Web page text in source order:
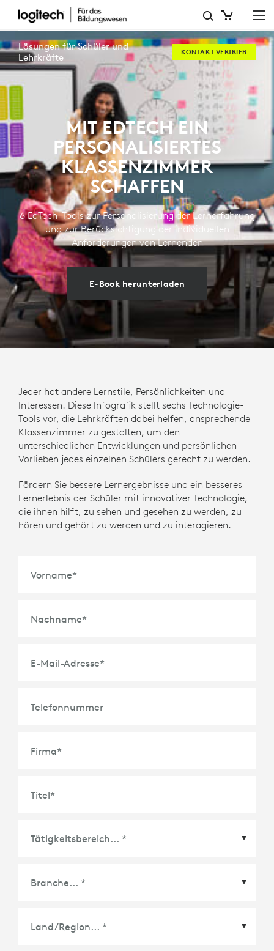
MIT
EDTECH
EIN
PERSONALISIERTES
KLASSENZIMMER
SCHAFFEN
Lösungen für Schüler und
Lehrkräfte
KONTAKT VERTRIEB
MIT EDTECH EIN
PERSONALISIERTES
KLASSENZIMMER
SCHAFFEN
6 EdTech-Tools zur Personalisierung der Lernerfahrung
und zur Berücksichtigung der individuellen
Anforderungen von Lernenden
E-Book herunterladen
Jeder hat andere Lernstile, Persönlichkeiten und
Interessen. Diese Infografik stellt sechs Technologie-
Tools vor, die Lehrkräften dabei helfen, ansprechende
Klassenzimmer zu gestalten, um den
unterschiedlichen Entwicklungen und persönlichen
Vorlieben jedes einzelnen Schülers gerecht zu werden.
Fördern Sie bessere Lernergebnisse und ein besseres
Lernerlebnis der Schüler mit innovativer Technologie,
die ihnen hilft, zu sehen und gesehen zu werden, zu
hören und gehört zu werden und zu interagieren.
Vorname*
Nachname*
E-Mail-Adresse*
Telefonnummer
Firma*
Titel*